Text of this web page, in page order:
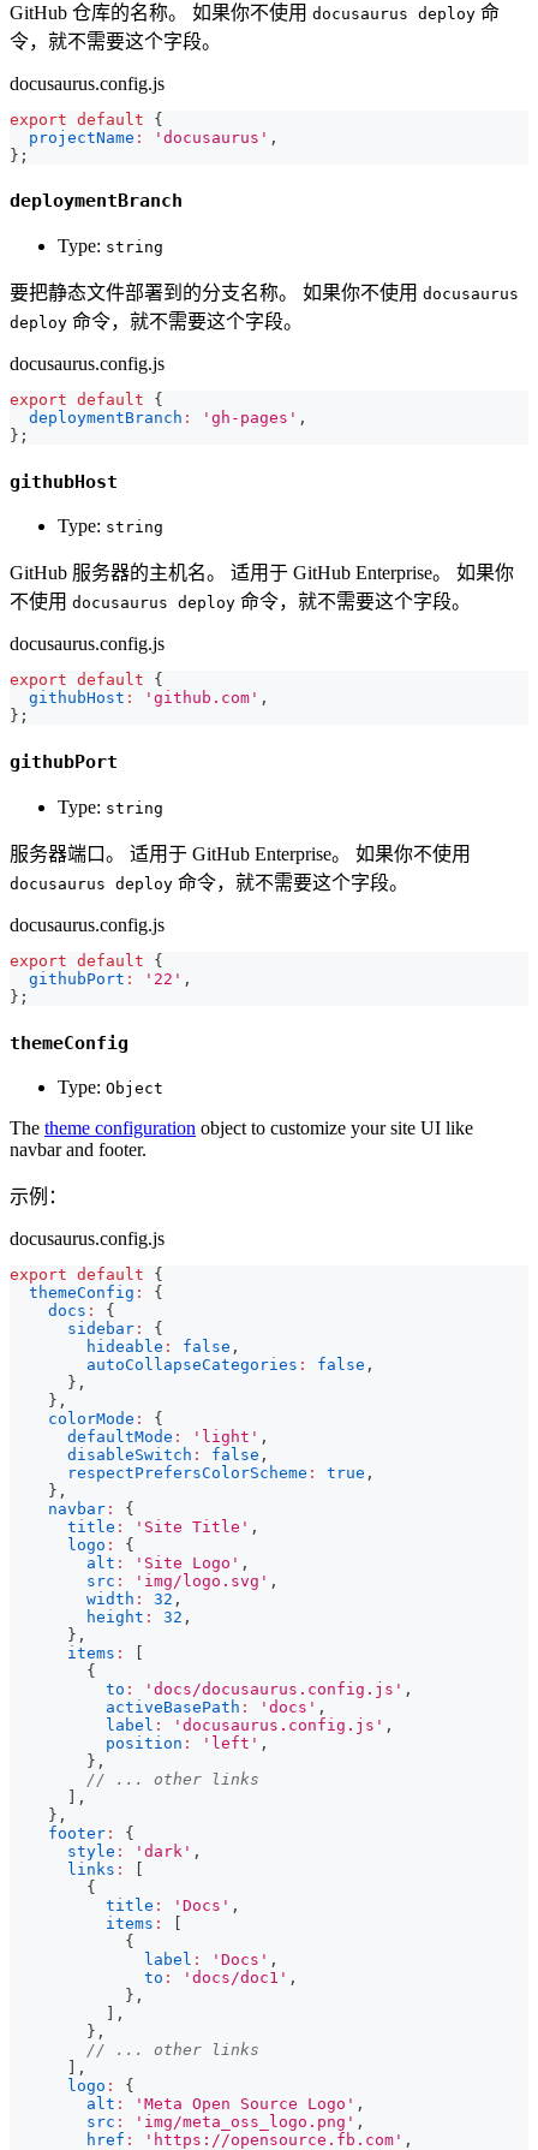
GitHub 仓库的名称。 如果你不使用 docusaurus deploy 命
令，就不需要这个字段。
docusaurus.config.js
export default
{
projectName : 'docusaurus' ,
} ;
deploymentBranch
Type: string
要把静态文件部署到的分支名称。 如果你不使用 docusaurus
deploy 命令，就不需要这个字段。
docusaurus.config.js
export default
{
deploymentBranch : 'gh-pages' ,
} ;
githubHost
Type: string
GitHub 服务器的主机名。 适用于 GitHub Enterprise。 如果你
不使用 docusaurus deploy 命令，就不需要这个字段。
docusaurus.config.js
export default
{
githubHost : 'github.com' ,
} ;
githubPort
Type: string
服务器端口。 适用于 GitHub Enterprise。 如果你不使用
docusaurus deploy 命令，就不需要这个字段。
docusaurus.config.js
export default
{
githubPort : '22' ,
} ;
themeConfig
Type: Object
The theme configuration object to customize your site UI like
navbar and footer.
示例：
docusaurus.config.js
export default
{
themeConfig :
{
docs :
{
sidebar :
{
hideable : false ,
autoCollapseCategories : false ,
} ,
} ,
colorMode :
{
defaultMode : 'light' ,
disableSwitch : false ,
respectPrefersColorScheme : true ,
} ,
navbar :
{
title : 'Site Title' ,
logo :
{
alt : 'Site Logo' ,
src : 'img/logo.svg' ,
width : 32 ,
height : 32 ,
} ,
items :
{
to : 'docs/docusaurus.config.js' ,
activeBasePath : 'docs' ,
label : 'docusaurus.config.js' ,
position : 'left' ,
} ,
// ... other links
,
} ,
footer :
{
style : 'dark' ,
links :
{
title : 'Docs' ,
items :
{
label : 'Docs' ,
to : 'docs/doc1' ,
} ,
,
} ,
// ... other links
,
logo :
{
alt : 'Meta Open Source Logo' ,
src : 'img/meta_oss_logo.png' ,
href : 'https://opensource.fb.com' ,